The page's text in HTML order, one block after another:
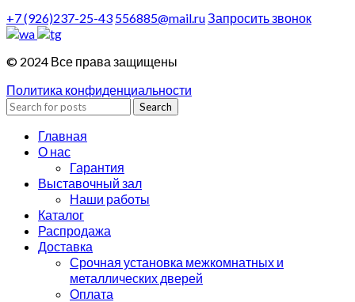
+7 (926)237-25-43 556885@mail.ruЗапросить звонок
© 2024 Все права защищены
Политика конфиденциальности
Search
Главная
О нас
Гарантия
Выставочный зал
Наши работы
Каталог
Распродажа
Доставка
Срочная установка межкомнатных и
металлических дверей
Оплата